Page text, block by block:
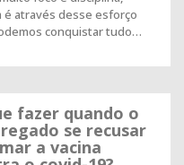
é através desse esforço
conquistar tudo…
fazer quando o
se recusar
a vacina